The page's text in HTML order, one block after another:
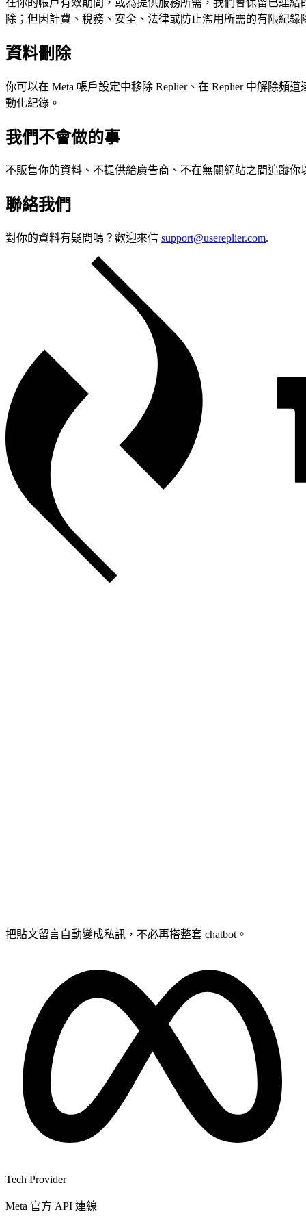
除；但因計費、稅務、安全、法律或防止濫用所需的有限紀錄
資料刪除
你可以在 Meta 帳戶設定中移除 Replier、在 Replier 中解除頻
動化紀錄。
我們不會做的事
不販售你的資料、不提供給廣告商、不在無關網站之間追蹤
聯絡我們
對你的資料有疑問嗎？歡迎來信 support@usereplier.com.
把貼文留言自動變成私訊，不必再搭整套 chatbot。
Tech Provider
Meta 官方 API 連線